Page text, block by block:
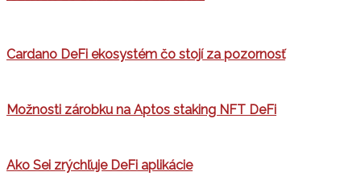
Cardano DeFi ekosystém čo stojí za pozornosť
Možnosti zárobku na Aptos staking NFT DeFi
Ako Sei zrýchľuje DeFi aplikácie